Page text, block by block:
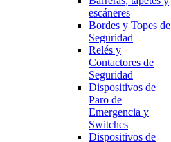
escáneres
Bordes y Topes de
Seguridad
Relés y
Contactores de
Seguridad
Dispositivos de
Paro de
Emergencia y
Switches
Dispositivos de